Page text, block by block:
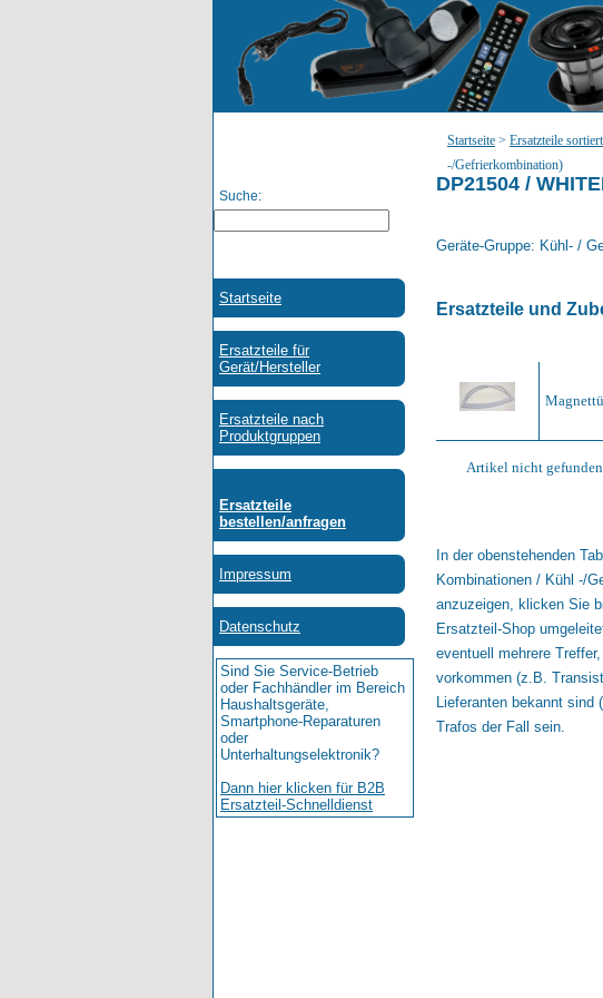
DP21504 /
Geräte-Gruppe: Kühl- /
Ersatzteile und
Artikel nicht
In der obenstehenden
Kombinationen / Kühl -/
anzuzeigen, klicken Sie
Ersatzteil-Shop
eventuell mehrere
vorkommen (z.B.
Lieferanten bekannt sind
Trafos der Fall sein.
Startseite > Ersatzteile
-/Gefrierkombination)
Suche: